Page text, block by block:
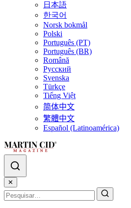
日本語
한국어
Norsk bokmål
Polski
Português (PT)
Português (BR)
Română
Русский
Svenska
Türkçe
Tiếng Việt
简体中文
繁體中文
Español (Latinoamérica)
✕